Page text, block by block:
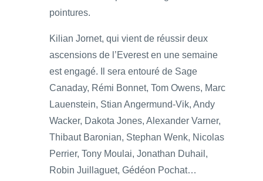
pointures.
Kilian Jornet, qui vient de réussir deux
ascensions de l’Everest en une semaine
est engagé. Il sera entouré de Sage
Canaday, Rémi Bonnet, Tom Owens, Marc
Lauenstein, Stian Angermund-Vik, Andy
Wacker, Dakota Jones, Alexander Varner,
Thibaut Baronian, Stephan Wenk, Nicolas
Perrier, Tony Moulai, Jonathan Duhail,
Robin Juillaguet, Gédéon Pochat…